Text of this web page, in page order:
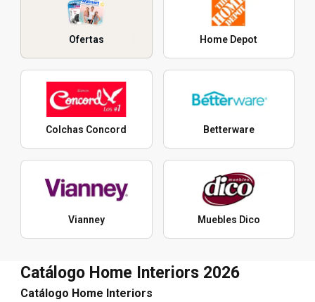
Ofertas Home Depot
Colchas Concord Betterware
Vianney Muebles Dico
Catálogo Home Interiors 2026
Catálogo Home Interiors